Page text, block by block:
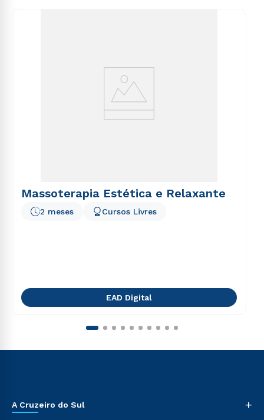
Massoterapia Estética e Relaxante
2 meses Cursos Livres
EAD Digital
A Cruzeiro do Sul +